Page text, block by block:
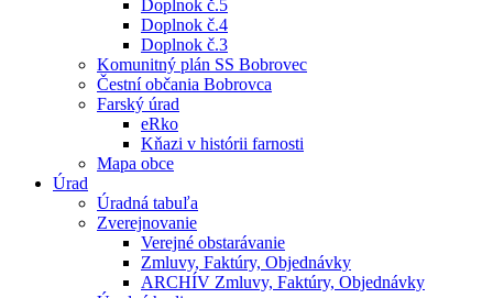
Doplnok č.5
Doplnok č.4
Doplnok č.3
Komunitný plán SS Bobrovec
Čestní občania Bobrovca
Farský úrad
eRko
Kňazi v histórii farnosti
Mapa obce
Úrad
Úradná tabuľa
Zverejnovanie
Verejné obstarávanie
Zmluvy, Faktúry, Objednávky
ARCHÍV Zmluvy, Faktúry, Objednávky